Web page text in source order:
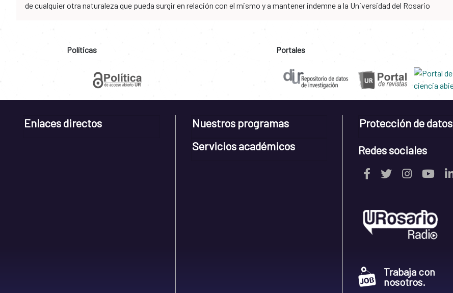
de cualquier otra naturaleza que pueda surgir en relación con el mismo y a mantener indemne a la Universidad del Rosario
Políticas Portales
Enlaces directos
Nuestros programas
Servicios académicos
Protección de datos
Redes sociales
Trabaja con
nosotros.